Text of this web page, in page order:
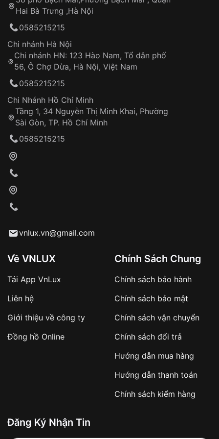
Hotline: 0585 215 215
Từ khóa SEO:
Khách hàng kiểm tra và thanh toán trực tiếp
Từ khóa SEO:
sản phẩm đặc biệt
hàng
Số tiền còn lại thanh toán khi nhận hàng hoặc
✔️ Đảm bảo xử lý đơn hàng nhanh chóng
✔️ Hạn chế tình trạng hủy đơn không mong
Từ khóa SEO:
Tự ý sửa chữa
thống VNLUX
Đảm bảo quyền lợi khách hàng
Đồng hành cùng khách hàng trong suốt quá
trình sử dụng
Hai Bà Trưng ,Hà Nội
0585215215
Chi nhánh Hà Nội
Chi nhánh HN: 123 Hào Nam, Tổ dân phố
56, Ô Chợ Dừa, Hà Nội, Việt Nam
0585215215
Chi Nhánh Hồ Chí Minh
Tầng 1, 34 Nguyễn Thị Minh Khai, Phường
Sài Gòn, TP. Hồ Chí Minh
0585215215
vnlux.vn@gmail.com
Về VNLUX
Tải App VnLux
Liên hệ
Giới thiệu về công ty
Đồng hồ Online
Chính Sách Chung
Chính sách bảo hành
Chính sách bảo mật
Chính sách vận chuyển
Chính sách đổi trả
Hướng dẫn mua hàng
Hướng dẫn thanh toán
Chính sách kiểm hàng
Đăng Ký Nhận Tin